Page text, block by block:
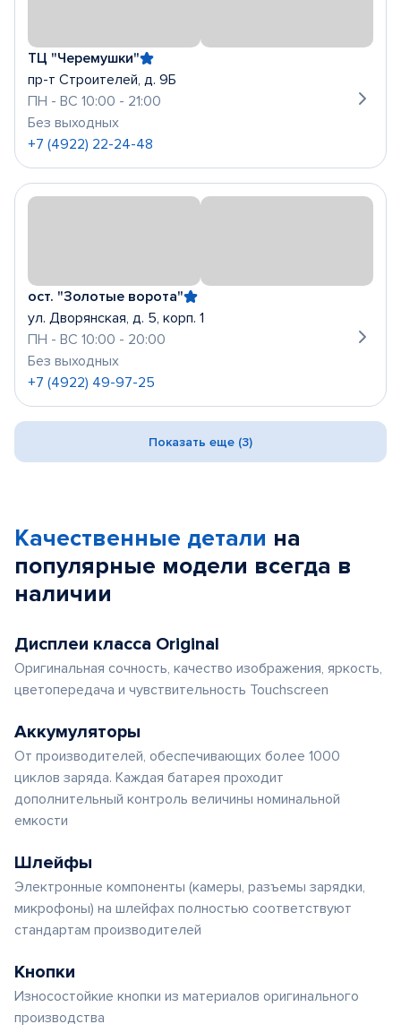
ТЦ "Черемушки"
пр-т Строителей, д. 9Б
ПН - ВС 10:00 - 21:00
Без выходных
+7 (4922) 22-24-48
ост. "Золотые ворота"
ул. Дворянская, д. 5, корп. 1
ПН - ВС 10:00 - 20:00
Без выходных
+7 (4922) 49-97-25
Показать еще (3)
Качественные детали на
популярные модели всегда в
наличии
Дисплеи класса Original
Оригинальная сочность, качество изображения, яркость,
цветопередача и чувствительность Touchscreen
Аккумуляторы
От производителей, обеспечивающих более 1000
циклов заряда. Каждая батарея проходит
дополнительный контроль величины номинальной
емкости
Шлейфы
Электронные компоненты (камеры, разъемы зарядки,
микрофоны) на шлейфах полностью соответствуют
стандартам производителей
Кнопки
Износостойкие кнопки из материалов оригинального
производства